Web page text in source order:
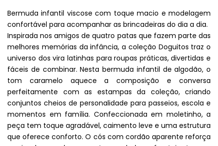
Bermuda infantil viscose com toque macio e modelagem
confortável para acompanhar as brincadeiras do dia a dia.
Inspirada nos amigos de quatro patas que fazem parte das
melhores memórias da infância, a coleção Doguitos traz o
universo dos vira latinhas para roupas práticas, divertidas e
fáceis de combinar. Nesta bermuda infantil de algodão, o
tom caramelo aquece a composição e conversa
perfeitamente com as estampas da coleção, criando
conjuntos cheios de personalidade para passeios, escola e
momentos em família. Confeccionada em moletinho, a
peça tem toque agradável, caimento leve e uma estrutura
que oferece conforto. O cós com cordão aparente reforça